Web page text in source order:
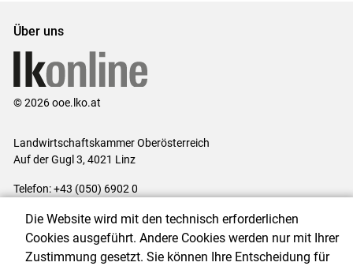
Über uns
© 2026 ooe.lko.at
Landwirtschaftskammer Oberösterreich
Auf der Gugl 3, 4021 Linz
Telefon: +43 (050) 6902 0
Impressum|Kontakt|Gewinnspiele|Datenschutzerklärung |
Barrierefreiheit
Cookie-Einstellungen
Die Website wird mit den technisch erforderlichen
Cookies ausgeführt. Andere Cookies werden nur mit Ihrer
Zustimmung gesetzt. Sie können Ihre Entscheidung für